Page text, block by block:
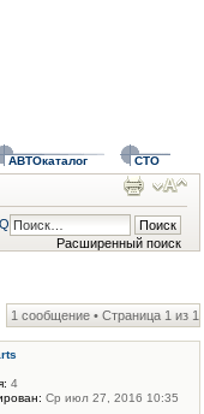
АВТОкаталог СТО
Расширенный поиск
1 сообщение • Страница 1 из 1
4
Ср июл 27, 2016 10:35